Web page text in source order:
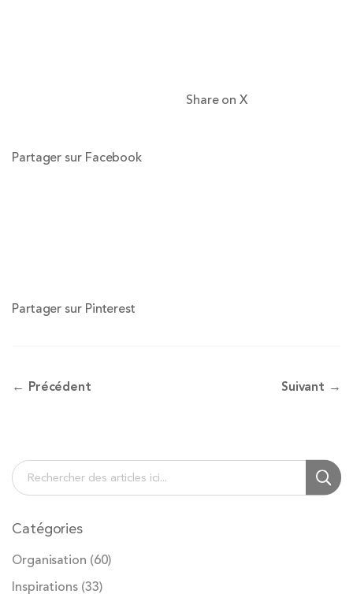
Partager sur Facebook
Share on X
Partager sur Pinterest
← Précédent Suivant →
Chercher
Catégories
Organisation (60)
Inspirations (33)